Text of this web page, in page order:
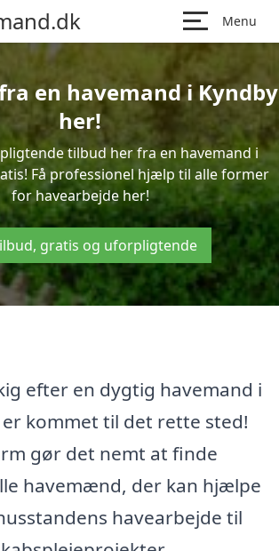
Menu
en havemand i Kyndby
her!
tilbud her fra en havemand i
Få professionel hjælp til alle former
for havearbejde her!
gratis og uforpligtende
efter en dygtig havemand i
er kommet til det rette sted!
gør det nemt at finde
havemænd, der kan hjælpe
havearbejde til